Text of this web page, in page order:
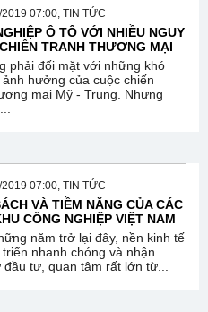
07:00, TIN TỨC
Ô TÔ VỚI NHIỀU NGUY
TRANH THƯƠNG MẠI
phải đối mặt với những khó
ảnh hưởng của cuộc chiến
mại Mỹ - Trung. Nhưng
07:00, TIN TỨC
VÀ TIỀM NĂNG CỦA CÁC
CÔNG NGHIỆP VIỆT NAM
năm trở lại đây, nền kinh tế
triển nhanh chóng và nhận
tư, quan tâm rất lớn từ...